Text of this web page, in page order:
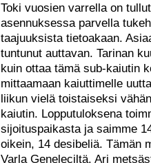
Toki vuosien varrella on
asennuksessa parvella
taajuuksista tietoakaan.
tuntunut auttavan. Tarinan
kuin ottaa tämä sub-kaiutin
mittaamaan kaiuttimelle
liikun vielä toistaiseksi
kaiutin. Lopputuloksena
sijoituspaikasta ja saimme
oikein, 14 desibeliä. Tämän
Varla Geneleciltä. Ari